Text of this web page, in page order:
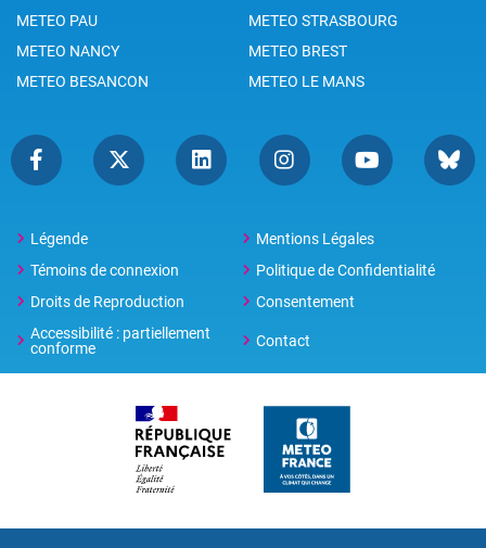
METEO PAU
METEO STRASBOURG
METEO NANCY
METEO BREST
METEO BESANCON
METEO LE MANS
Légende
Mentions Légales
Témoins de connexion
Politique de Confidentialité
Droits de Reproduction
Consentement
Accessibilité : partiellement
conforme
Contact